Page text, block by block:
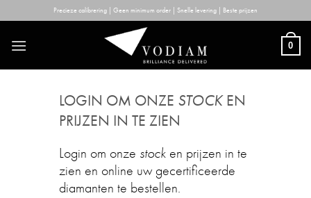
to
content
Precieze calibrering | Geen minimum order | Snelle levering | Beste prijzen
0
LOGIN OM ONZE STOCKEN
PRIJZEN IN TE ZIEN
Login om onze stock en prijzen in te
zien en online uw gecertificeerde
diamanten te bestellen.